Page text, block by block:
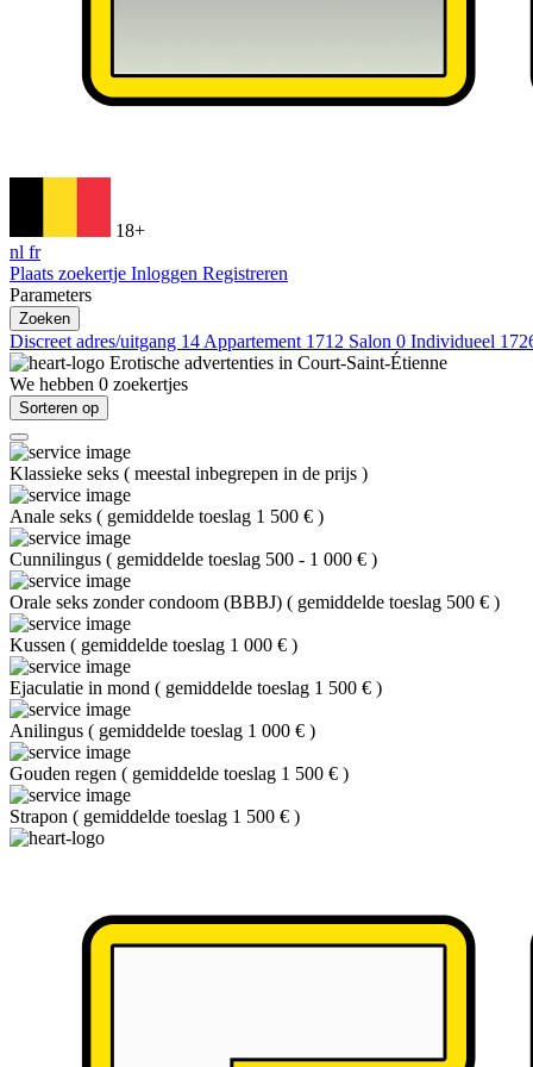
18+
nl fr
Plaats zoekertje Inloggen Registreren
Parameters
Zoeken
Discreet adres/uitgang 14 Appartement 1712 Salon 0 Individueel
Erotische advertenties in Court-Saint-Étienne
We hebben 0 zoekertjes
Sorteren op
Klassieke seks ( meestal inbegrepen in de prijs )
Anale seks ( gemiddelde toeslag 1 500 € )
Cunnilingus ( gemiddelde toeslag 500 - 1 000 € )
Orale seks zonder condoom (BBBJ) ( gemiddelde toeslag 500 € )
Kussen ( gemiddelde toeslag 1 000 € )
Ejaculatie in mond ( gemiddelde toeslag 1 500 € )
Anilingus ( gemiddelde toeslag 1 000 € )
Gouden regen ( gemiddelde toeslag 1 500 € )
Strapon ( gemiddelde toeslag 1 500 € )